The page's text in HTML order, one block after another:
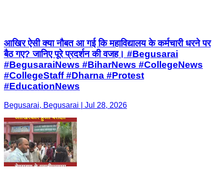
आखिर ऐसी क्या नौबत आ गई कि महाविद्यालय के कर्मचारी धरने पर
बैठ गए? जानिए पूरे प्रदर्शन की वजह। #Begusarai
#BegusaraiNews #BiharNews #CollegeNews
#CollegeStaff #Dharna #Protest
#EducationNews
Begusarai, Begusarai | Jul 28, 2026